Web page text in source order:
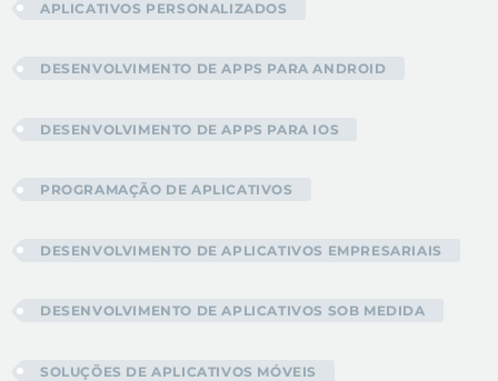
APLICATIVOS PERSONALIZADOS
DESENVOLVIMENTO DE APPS PARA ANDROID
DESENVOLVIMENTO DE APPS PARA IOS
PROGRAMAÇÃO DE APLICATIVOS
DESENVOLVIMENTO DE APLICATIVOS EMPRESARIAIS
DESENVOLVIMENTO DE APLICATIVOS SOB MEDIDA
SOLUÇÕES DE APLICATIVOS MÓVEIS